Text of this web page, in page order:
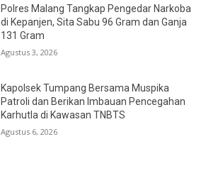
Polres Malang Tangkap Pengedar Narkoba
di Kepanjen, Sita Sabu 96 Gram dan Ganja
131 Gram
Agustus 3, 2026
Kapolsek Tumpang Bersama Muspika
Patroli dan Berikan Imbauan Pencegahan
Karhutla di Kawasan TNBTS
Agustus 6, 2026